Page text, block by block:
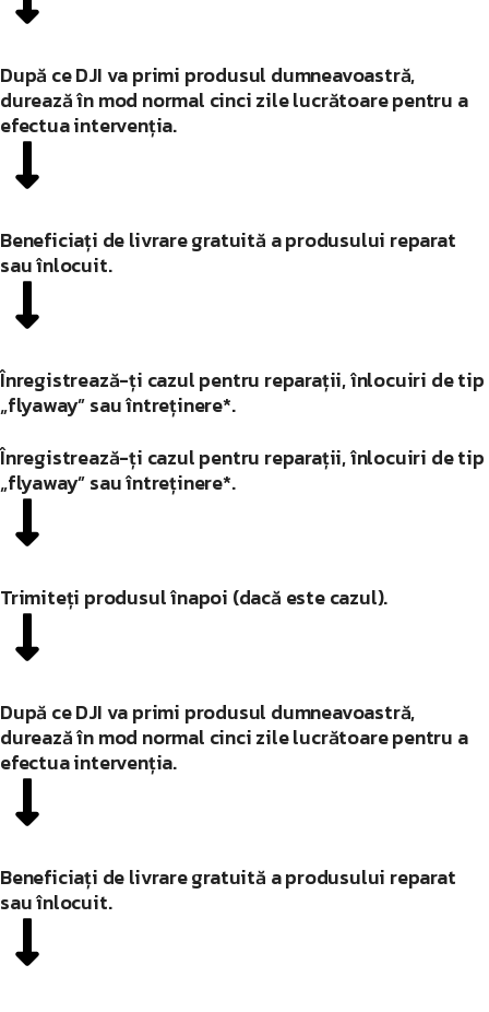
După ce DJI va primi produsul dumneavoastră,
durează în mod normal cinci zile lucrătoare pentru a
efectua intervenția.
Beneficiați de livrare gratuită a produsului reparat
sau înlocuit.
Înregistrează-ți cazul pentru reparații, înlocuiri de tip
„flyaway” sau întreținere*.
Înregistrează-ți cazul pentru reparații, înlocuiri de tip
„flyaway” sau întreținere*.
Trimiteți produsul înapoi (dacă este cazul).
După ce DJI va primi produsul dumneavoastră,
durează în mod normal cinci zile lucrătoare pentru a
efectua intervenția.
Beneficiați de livrare gratuită a produsului reparat
sau înlocuit.